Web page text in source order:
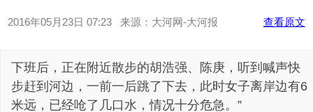
2016年05月23日 07:23 来源：大河网-大河报 查看原文
下班后，正在附近散步的胡浩强、陈庚，听到喊声快
步赶到河边，一前一后跳了下去，此时女子离岸边有6
米远，已经呛了几口水，情况十分危急。”